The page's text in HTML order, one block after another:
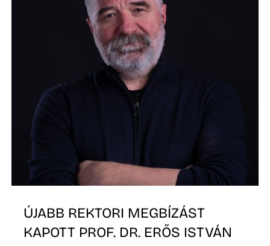
ÚJABB REKTORI MEGBÍZÁST
KAPOTT PROF. DR. ERŐS ISTVÁN